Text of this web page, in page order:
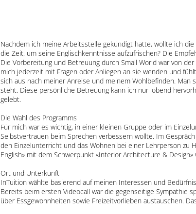
Nachdem ich meine Arbeitsstelle gekündigt hatte, wollte ich
die Zeit, um seine Englischkenntnisse aufzufrischen? Die
Die Vorbereitung und Betreuung durch Small World war von
mich jederzeit mit Fragen oder Anliegen an sie wenden und
sich aus nach meiner Anreise und meinem Wohlbefinden.
steht. Diese persönliche Betreuung kann ich nur lobend
gelebt.
Die Wahl des Programms
Für mich war es wichtig, in einer kleinen Gruppe oder im
Selbstvertrauen beim Sprechen verbessern wollte. Im
den Einzelunterricht und das Wohnen bei einer Lehrperson zu
English» mit dem Schwerpunkt «Interior Architecture &
Ort und Unterkunft
InTuition wählte basierend auf meinen Interessen und
Bereits beim ersten Videocall war die gegenseitige Sympathie
über Essgewohnheiten sowie Freizeitvorlieben austauschen.